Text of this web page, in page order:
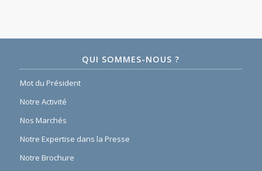
QUI SOMMES-NOUS ?
Mot du Président
Notre Activité
Nos Marchés
Notre Expertise dans la Presse
Notre Brochure